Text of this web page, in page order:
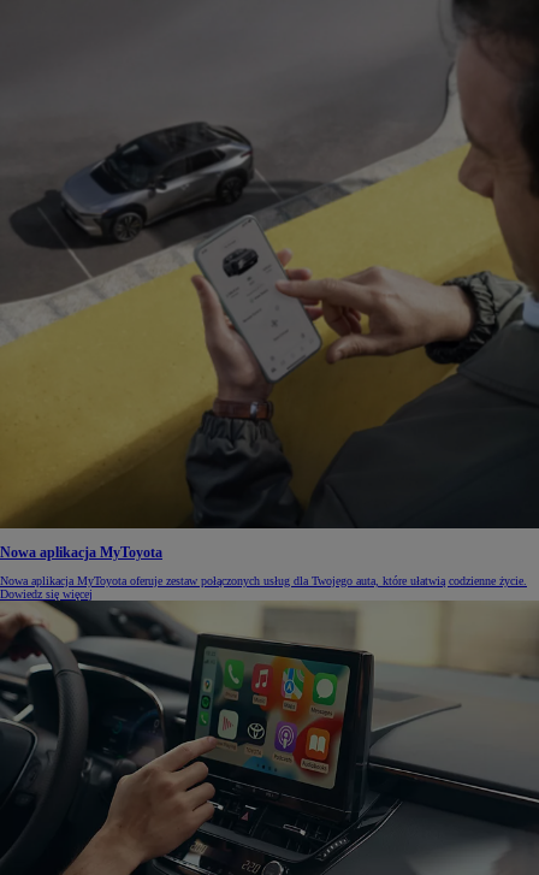
Nowa aplikacja MyToyota
Nowa aplikacja MyToyota oferuje zestaw połączonych usług dla Twojego auta, które ułatwią codzienne życie.
Dowiedz się więcej